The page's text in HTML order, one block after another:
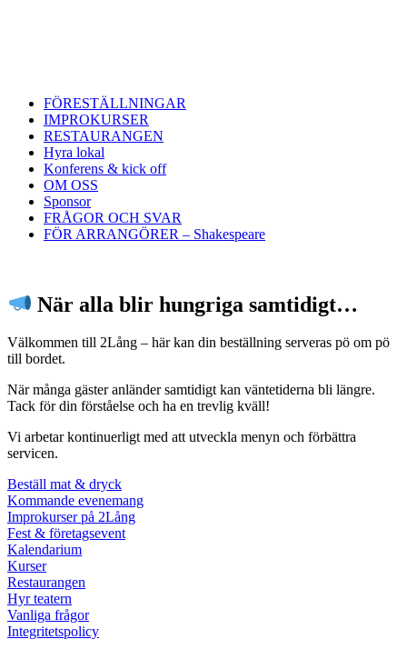
FÖRESTÄLLNINGAR
IMPROKURSER
RESTAURANGEN
Hyra lokal
Konferens & kick off
OM OSS
Sponsor
FRÅGOR OCH SVAR
FÖR ARRANGÖRER – Shakespeare
När alla blir hungriga samtidigt…
Välkommen till 2Lång – här kan din beställning serveras pö om pö
till bordet.
När många gäster anländer samtidigt kan väntetiderna bli längre.
Tack för din förståelse och ha en trevlig kväll!
Vi arbetar kontinuerligt med att utveckla menyn och förbättra
servicen.
Beställ mat & dryck
Kommande evenemang
Improkurser på 2Lång
Fest & företagsevent
Kalendarium
Kurser
Restaurangen
Hyr teatern
Vanliga frågor
Integritetspolicy